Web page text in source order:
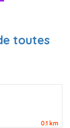
toutes
0.1 km